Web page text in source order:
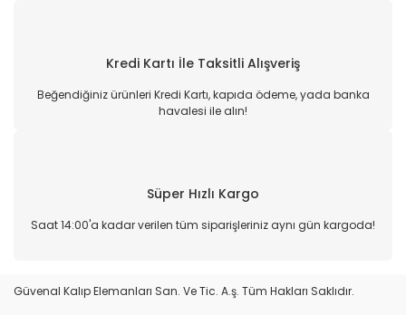
Kredi Kartı İle Taksitli Alışveriş
Beğendiğiniz ürünleri Kredi Kartı, kapıda ödeme, yada banka
havalesi ile alın!
Süper Hızlı Kargo
Saat 14:00'a kadar verilen tüm siparişleriniz aynı gün kargoda!
Güvenal Kalıp Elemanları San. Ve Tic. A.ş. Tüm Hakları Saklıdır.